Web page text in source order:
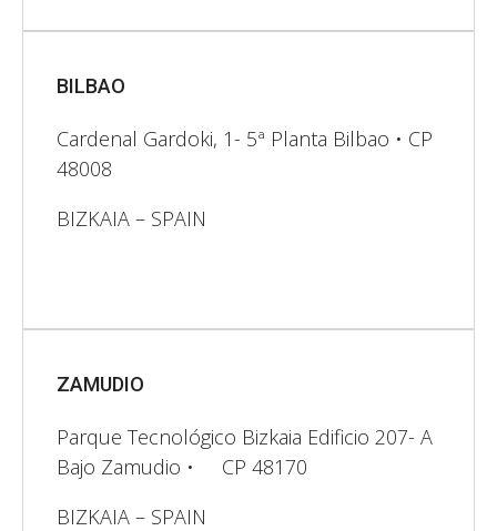
BILBAO
Cardenal Gardoki, 1- 5ª Planta Bilbao • CP
48008
BIZKAIA – SPAIN
ZAMUDIO
Parque Tecnológico Bizkaia Edificio 207- A
Bajo Zamudio • CP 48170
BIZKAIA – SPAIN